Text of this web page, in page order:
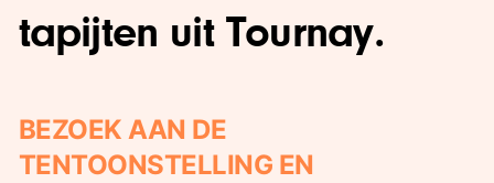
tapijten uit Tournay.
BEZOEK AAN DE
TENTOONSTELLING EN